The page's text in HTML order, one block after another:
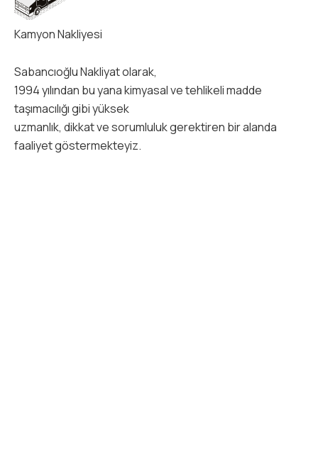
Kamyon Nakliyesi
Sabancıoğlu Nakliyat olarak,
1994 yılından bu yana kimyasal ve tehlikeli madde
taşımacılığı gibi yüksek
uzmanlık, dikkat ve sorumluluk gerektiren bir alanda
faaliyet göstermekteyiz.